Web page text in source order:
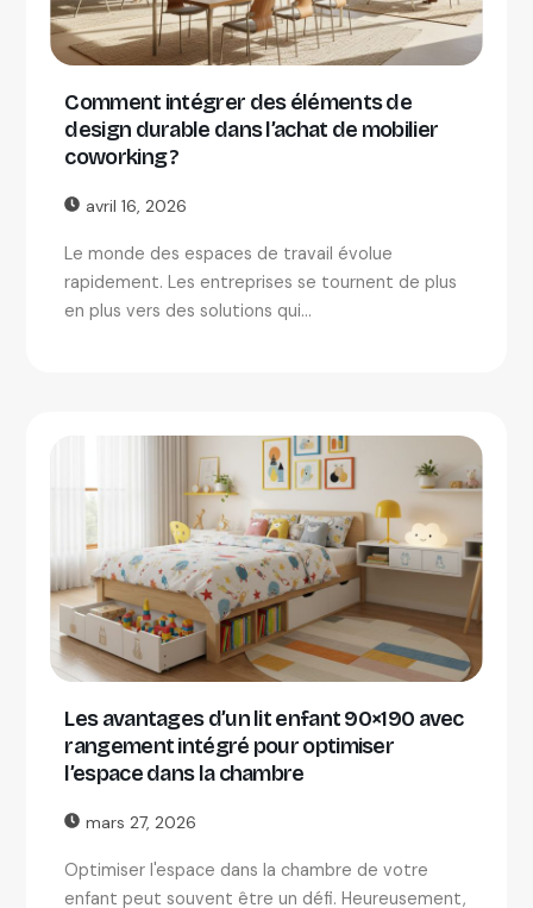
Comment intégrer des éléments de
design durable dans l’achat de mobilier
coworking ?
avril 16, 2026
Le monde des espaces de travail évolue
rapidement. Les entreprises se tournent de plus
en plus vers des solutions qui...
Les avantages d’un lit enfant 90×190 avec
rangement intégré pour optimiser
l’espace dans la chambre
mars 27, 2026
Optimiser l'espace dans la chambre de votre
enfant peut souvent être un défi. Heureusement,